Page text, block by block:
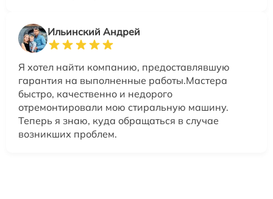
Ильинский Андрей
Я хотел найти компанию, предоставлявшую
гарантия на выполненные работы.Мастера
быстро, качественно и недорого
отремонтировали мою стиральную машину.
Теперь я знаю, куда обращаться в случае
возникших проблем.